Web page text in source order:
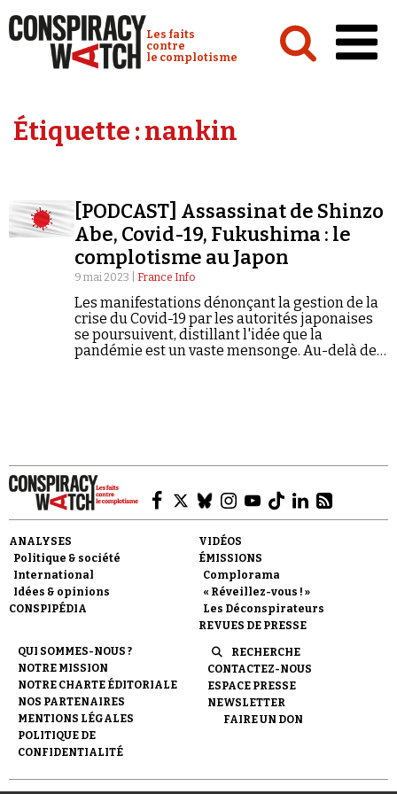
Conspiracy Watch :
Les faits
contre
le complotisme
Analyses
Vidéos
Émissions
Revues de presse
Faire un don
Demander à Vera
Étiquette :nankin
[PODCAST] Assassinat de Shinzo
Abe, Covid-19, Fukushima : le
complotisme au Japon
9 mai 2023 | France Info
Les manifestations dénonçant la gestion de la
crise du Covid-19 par les autorités japonaises
se poursuivent, distillant l'idée que la
pandémie est un vaste mensonge. Au-delà de
ANALYSES
Politique & société
International
Idées & opinions
CONSPIPÉDIA
VIDÉOS
ÉMISSIONS
Complorama
« Réveillez-vous ! »
Les Déconspirateurs
REVUES DE PRESSE
QUI SOMMES-NOUS ?
NOTRE MISSION
NOTRE CHARTE ÉDITORIALE
NOS PARTENAIRES
MENTIONS LÉGALES
POLITIQUE DE
CONFIDENTIALITÉ
RECHERCHE
CONTACTEZ-NOUS
ESPACE PRESSE
NEWSLETTER
FAIRE UN DON